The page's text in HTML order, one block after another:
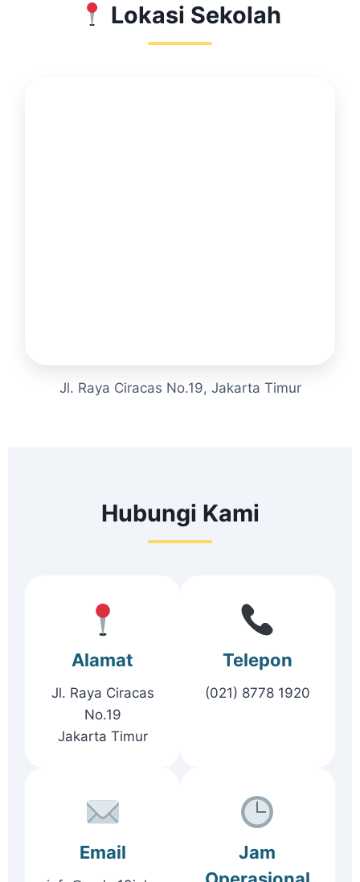
Lokasi Sekolah
Jl. Raya Ciracas No.19, Jakarta Timur
Hubungi Kami
Alamat
Jl. Raya Ciracas
No.19
Jakarta Timur
Telepon
(021) 8778 1920
Email
Jam